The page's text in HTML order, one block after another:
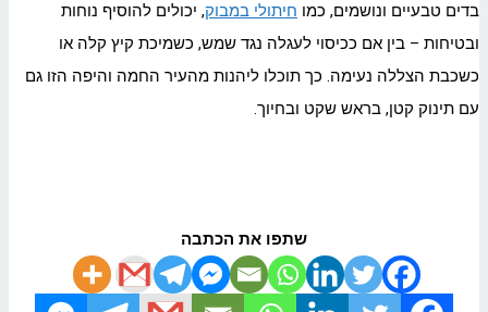
בדים טבעיים ונושמים, כמו חיתולי במבוק, יכולים להוסיף נוחות
ובטיחות – בין אם ככיסוי לעגלה נגד שמש, כשמיכת קיץ קלה או
כשכבת הצללה נעימה. כך תוכלו ליהנות מהעיר החמה והיפה הזו גם
עם תינוק קטן, בראש שקט ובחיוך.
שתפו את הכתבה